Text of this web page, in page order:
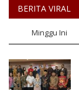
BERITA VIRAL
Minggu Ini